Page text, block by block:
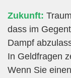
Zukunft:
dass im
Dampf
In Geldfragen
Wenn Sie